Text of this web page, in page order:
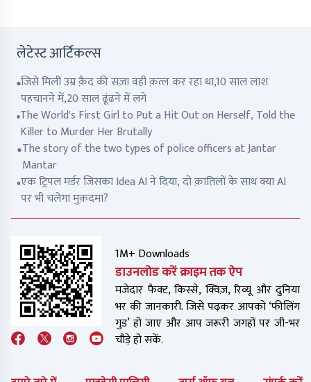
लेटेस्ट आर्टिकल्स
जिसे मिली उम्र क़ैद की सज़ा वही क़त्ल कर रहा था,10 साल लाश
पहचानने में,20 साल ढूंढने में लगे
The World's First Girl to Put a Hit Out on Herself, Told the
Killer to Murder Her Brutally
The story of the two types of police officers at Jantar
Mantar
एक ट्रिपल मर्डर जिसका Idea AI ने दिया, दो क़ातिलों के साथ क्या AI
पर भी चलेगा मुक़दमा?
1M+ Downloads
डाउनलोड करें क्राइम तक ऐप
मजेदार फैक्ट, किस्से, क्विज़, रिव्यू और दुनिया
भर की जानकारी. जिसे पढ़कर आपको ‘फीलिंग
गुड’ हो जाए और आप जरूरी जगहों पर जी-भर
चौड़े हो सकें.